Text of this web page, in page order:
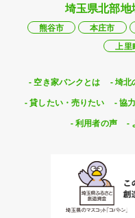
埼玉県北部
熊谷市 本庄市
上里
空き家バンクとは 埼北
貸したい・売りたい
協
利用者の声